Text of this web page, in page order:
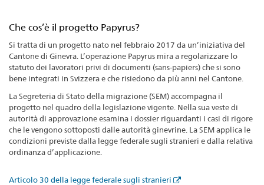
Che cos’è il progetto Papyrus?
Si tratta di un progetto nato nel febbraio 2017 da un’iniziativa del
Cantone di Ginevra. L’operazione Papyrus mira a regolarizzare lo
statuto dei lavoratori privi di documenti (sans-papiers) che si sono
bene integrati in Svizzera e che risiedono da più anni nel Cantone.
La Segreteria di Stato della migrazione (SEM) accompagna il
progetto nel quadro della legislazione vigente. Nella sua veste di
autorità di approvazione esamina i dossier riguardanti i casi di rigore
che le vengono sottoposti dalle autorità ginevrine. La SEM applica le
condizioni previste dalla legge federale sugli stranieri e dalla relativa
ordinanza d’applicazione.
Articolo 30 della legge federale sugli stranieri